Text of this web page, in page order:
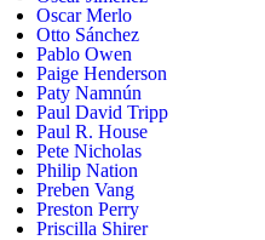
Oscar Merlo
Otto Sánchez
Pablo Owen
Paige Henderson
Paty Namnún
Paul David Tripp
Paul R. House
Pete Nicholas
Philip Nation
Preben Vang
Preston Perry
Priscilla Shirer